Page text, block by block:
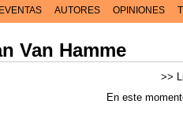
AUTORES OPINIONES
Van Hamme
>>
En este